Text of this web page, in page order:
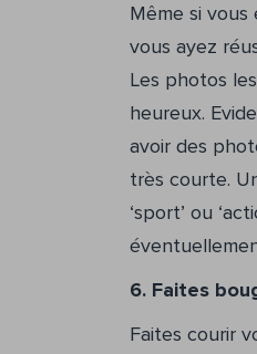
Même si
vous ayez
Les photos
heureux.
avoir des
très courte.
‘sport’ ou
6. Faites
Faites courir